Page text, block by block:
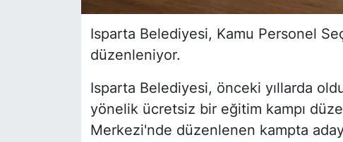
Isparta Belediyesi, Kamu Personel
düzenleniyor.
Isparta Belediyesi, önceki yıllarda
yönelik ücretsiz bir eğitim kampı
Merkezi'nde düzenlenen kampta